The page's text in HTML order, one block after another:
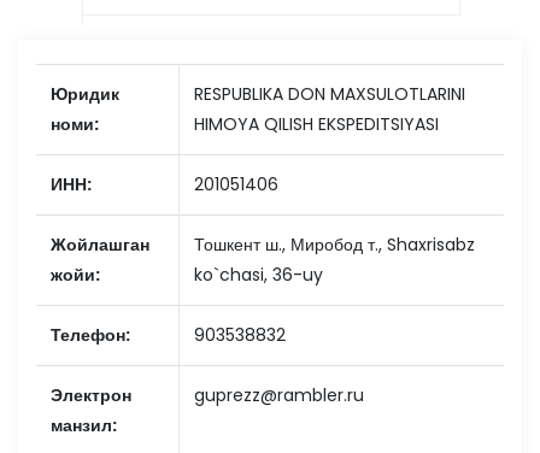
Юридик
номи:
RESPUBLIKA DON MAXSULOTLARINI
HIMOYA QILISH EKSPEDITSIYASI
ИНН: 201051406
Жойлашган
жойи:
Тошкент ш., Миробод т., Shaxrisabz
ko`chasi, 36-uy
Телефон: 903538832
Электрон
манзил:
guprezz@rambler.ru